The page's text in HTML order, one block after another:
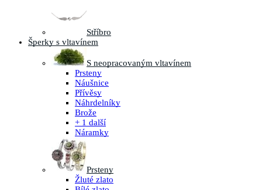
Stříbro
Šperky s vltavínem
S neopracovaným vltavínem
Prsteny
Náušnice
Přívěsy
Náhrdelníky
Brože
+ 1 další
Náramky
Prsteny
Žluté zlato